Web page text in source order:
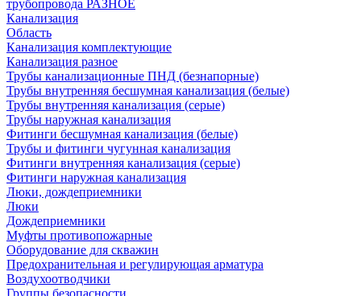
трубопровода РАЗНОЕ
Канализация
Область
Канализация комплектующие
Канализация разное
Трубы канализационные ПНД (безнапорные)
Трубы внутренняя бесшумная канализация (белые)
Трубы внутренняя канализация (серые)
Трубы наружная канализация
Фитинги бесшумная канализация (белые)
Трубы и фитинги чугунная канализация
Фитинги внутренняя канализация (серые)
Фитинги наружная канализация
Люки, дождеприемники
Люки
Дождеприемники
Муфты противопожарные
Оборудование для скважин
Предохранительная и регулирующая арматура
Воздухоотводчики
Группы безопасности